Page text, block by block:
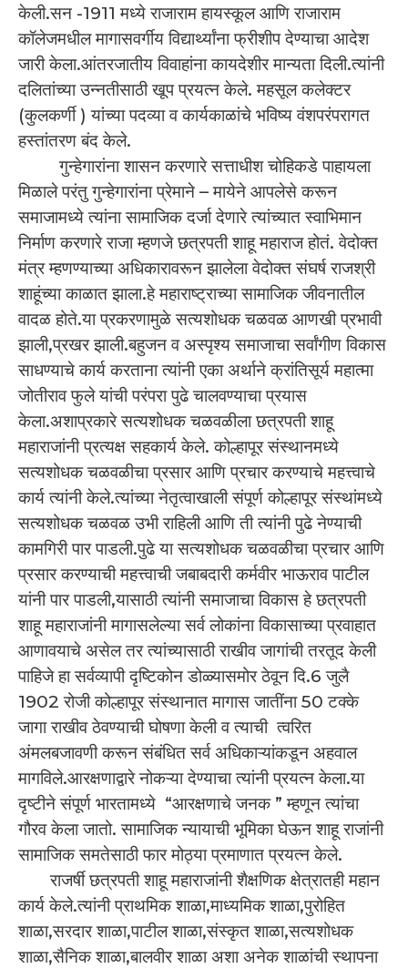
केली.सन -1911 मध्ये राजाराम हायस्कूल आणि राजाराम
कॉलेजमधील मागासवर्गीय विद्यार्थ्यांना फ्रीशीप देण्याचा आदेश
जारी केला.आंतरजातीय विवाहांना कायदेशीर मान्यता दिली.त्यांनी
दलितांच्या उन्नतीसाठी खूप प्रयत्न केले. महसूल कलेक्टर
(कुलकर्णी ) यांच्या पदव्या व कार्यकाळांचे भविष्य वंशपरंपरागत
हस्तांतरण बंद केले.
गुन्हेगारांना शासन करणारे सत्ताधीश चोहिकडे पाहायला
मिळाले परंतु गुन्हेगारांना प्रेमाने – मायेने आपलेसे करून
समाजामध्ये त्यांना सामाजिक दर्जा देणारे त्यांच्यात स्वाभिमान
निर्माण करणारे राजा म्हणजे छत्रपती शाहू महाराज होतं. वेदोक्त
मंत्र म्हणण्याच्या अधिकारावरून झालेला वेदोक्त संघर्ष राजश्री
शाहूंच्या काळात झाला.हे महाराष्ट्राच्या सामाजिक जीवनातील
वादळ होते.या प्रकरणामुळे सत्यशोधक चळवळ आणखी प्रभावी
झाली,प्रखर झाली.बहुजन व अस्पृश्य समाजाचा सर्वांगीण विकास
साधण्याचे कार्य करताना त्यांनी एका अर्थाने क्रांतिसूर्य महात्मा
जोतीराव फुले यांची परंपरा पुढे चालवण्याचा प्रयास
केला.अशाप्रकारे सत्यशोधक चळवळीला छत्रपती शाहू
महाराजांनी प्रत्यक्ष सहकार्य केले. कोल्हापूर संस्थानमध्ये
सत्यशोधक चळवळीचा प्रसार आणि प्रचार करण्याचे महत्त्वाचे
कार्य त्यांनी केले.त्यांच्या नेतृत्वाखाली संपूर्ण कोल्हापूर संस्थांमध्ये
सत्यशोधक चळवळ उभी राहिली आणि ती त्यांनी पुढे नेण्याची
कामगिरी पार पाडली.पुढे या सत्यशोधक चळवळीचा प्रचार आणि
प्रसार करण्याची महत्त्वाची जबाबदारी कर्मवीर भाऊराव पाटील
यांनी पार पाडली,यासाठी त्यांनी समाजाचा विकास हे छत्रपती
शाहू महाराजांनी मागासलेल्या सर्व लोकांना विकासाच्या प्रवाहात
आणावयाचे असेल तर त्यांच्यासाठी राखीव जागांची तरतूद केली
पाहिजे हा सर्वव्यापी दृष्टिकोन डोळ्यासमोर ठेवून दि.6 जुलै
1902 रोजी कोल्हापूर संस्थानात मागास जातींना 50 टक्के
जागा राखीव ठेवण्याची घोषणा केली व त्याची त्वरित
अंमलबजावणी करून संबंधित सर्व अधिकाऱ्यांकडून अहवाल
मागविले.आरक्षणाद्वारे नोकऱ्या देण्याचा त्यांनी प्रयत्न केला.या
दृष्टीने संपूर्ण भारतामध्ये “आरक्षणाचे जनक ” म्हणून त्यांचा
गौरव केला जातो. सामाजिक न्यायाची भूमिका घेऊन शाहू राजांनी
सामाजिक समतेसाठी फार मोठ्या प्रमाणात प्रयत्न केले.
राजर्षी छत्रपती शाहू महाराजांनी शैक्षणिक क्षेत्रातही महान
कार्य केले.त्यांनी प्राथमिक शाळा,माध्यमिक शाळा,पुरोहित
शाळा,सरदार शाळा,पाटील शाळा,संस्कृत शाळा,सत्यशोधक
शाळा,सैनिक शाळा,बालवीर शाळा अशा अनेक शाळांची स्थापना